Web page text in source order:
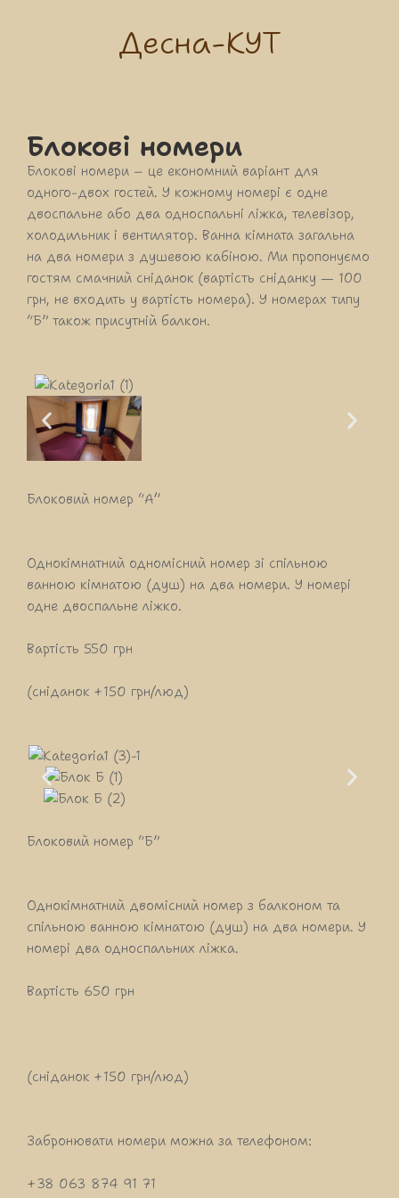
Десна-КУТ
Блокові номери
Блокові номери – це економний варіант для
одного-двох гостей. У кожному номері є одне
двоспальне або два односпальні ліжка, телевізор,
холодильник і вентилятор. Ванна кімната загальна
на два номери з душевою кабіною. Ми пропонуємо
гостям смачний сніданок (вартість сніданку — 100
грн, не входить у вартість номера). У номерах типу
“Б” також присутній балкон.
Блоковий номер “A”
Однокімнатний одномісний номер зі спільною
ванною кімнатою (душ) на два номери. У номері
одне двоспальне ліжко.
Вартість 550 грн
(сніданок +150 грн/люд)
Блоковий номер “Б”
Однокімнатний двомісний номер з балконом та
спільною ванною кімнатою (душ) на два номери. У
номері два односпальних ліжка.
Вартість 650 грн
(сніданок +150 грн/люд)
Забронювати номери можна за телефоном:
+38 063 874 91 71